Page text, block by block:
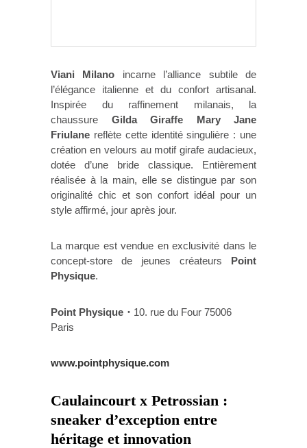
Viani Milano incarne l’alliance subtile de
l’élégance italienne et du confort artisanal.
Inspirée du raffinement milanais, la
chaussure Gilda Giraffe Mary Jane
Friulane reflète cette identité singulière : une
création en velours au motif girafe audacieux,
dotée d’une bride classique. Entièrement
réalisée à la main, elle se distingue par son
originalité chic et son confort idéal pour un
style affirmé, jour après jour.
La marque est vendue en exclusivité dans le
concept-store de jeunes créateurs Point
Physique.
Point Physique・ 10. rue du Four 75006
Paris
www.pointphysique.com
Caulaincourt x Petrossian :
sneaker d’exception entre
héritage et innovation